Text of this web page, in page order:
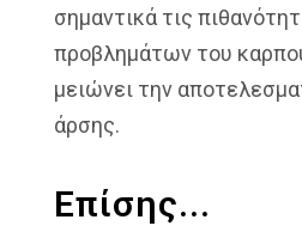
σημαντικά τις
προβλημάτων του
μειώνει την
άρσης.
Επίσης...